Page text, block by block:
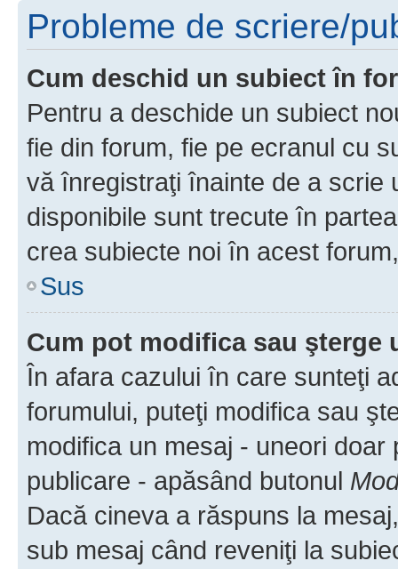
Probleme de scriere/
Cum deschid un subiect în
Pentru a deschide un subiect
fie din forum, fie pe ecranul cu
vă înregistraţi înainte de a scrie
disponibile sunt trecute în
crea subiecte noi în acest
Sus
Cum pot modifica sau şterge
În afara cazului în care sunteţi
forumului, puteţi modifica sau
modifica un mesaj - uneori
publicare - apăsând butonul
Dacă cineva a răspuns la
sub mesaj când reveniţi la